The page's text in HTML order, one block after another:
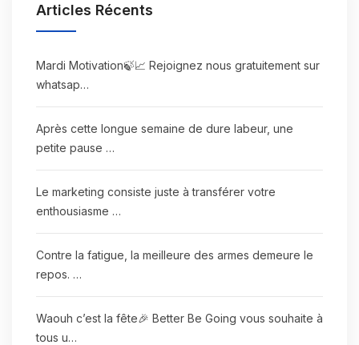
Articles Récents
Mardi Motivation🍃📈 Rejoignez nous gratuitement sur
whatsap…
Après cette longue semaine de dure labeur, une
petite pause …
Le marketing consiste juste à transférer votre
enthousiasme …
Contre la fatigue, la meilleure des armes demeure le
repos. …
Waouh c’est la fête🎉 Better Be Going vous souhaite à
tous u…